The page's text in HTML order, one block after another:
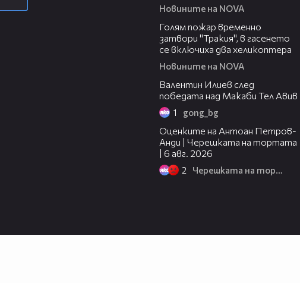
Новините на NOVA
Голям пожар временно
затвори "Тракия", в гасенето
се включиха два хеликоптера
Новините на NOVA
Валентин Илиев след
победата над Макаби Тел Авив
1 gong_bg
Оценките на Антоан Петров-
Анди | Черешката на тортата
| 6 авг. 2026
2 Черешката на тортата